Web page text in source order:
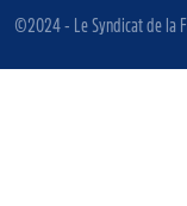
©2024 - Le Syndicat de la